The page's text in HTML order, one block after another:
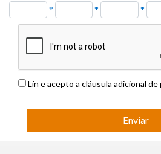
* * *
Lín e acepto a cláusula adicional
Enviar